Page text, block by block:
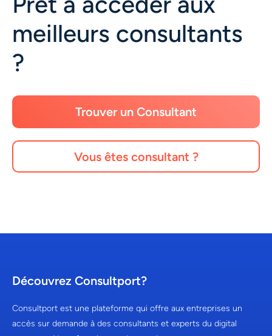
meilleurs consultants
?
Trouver un Consultant
Vous êtes consultant ?
Découvrez Consultport?
Consultport est une plateforme qui offre aux entreprises un
accès sur demande à des consultants et experts du digital